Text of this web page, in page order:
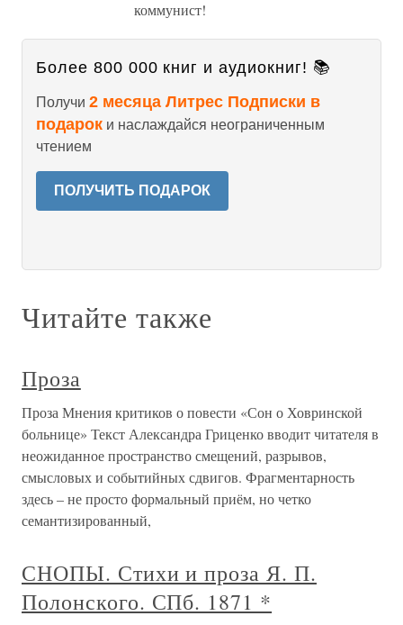
коммунист!
Более 800 000 книг и аудиокниг! 📚
Получи 2 месяца Литрес Подписки в
подарок и наслаждайся неограниченным
чтением
ПОЛУЧИТЬ ПОДАРОК
Читайте также
Проза
Проза Мнения критиков о повести «Сон о Ховринской
больнице» Текст Александра Гриценко вводит читателя в
неожиданное пространство смещений, разрывов,
смысловых и событийных сдвигов. Фрагментарность
здесь – не просто формальный приём, но четко
семантизированный,
СНОПЫ. Стихи и проза Я. П.
Полонского. СПб. 1871 *